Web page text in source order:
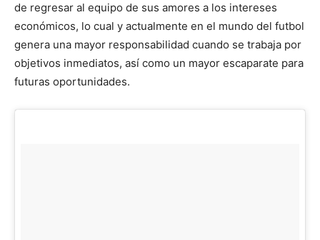
de regresar al equipo de sus amores a los intereses
económicos, lo cual y actualmente en el mundo del futbol
genera una mayor responsabilidad cuando se trabaja por
objetivos inmediatos, así como un mayor escaparate para
futuras oportunidades.